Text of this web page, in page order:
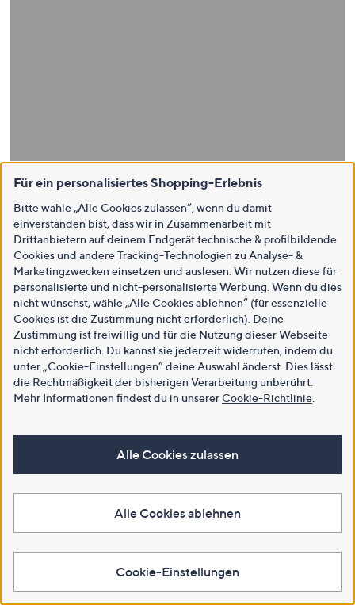
Für ein personalisiertes Shopping-Erlebnis
Bitte wähle „Alle Cookies zulassen“, wenn du damit
einverstanden bist, dass wir in Zusammenarbeit mit
Drittanbietern auf deinem Endgerät technische & profilbildende
Cookies und andere Tracking-Technologien zu Analyse- &
Marketingzwecken einsetzen und auslesen. Wir nutzen diese für
personalisierte und nicht-personalisierte Werbung. Wenn du dies
nicht wünschst, wähle „Alle Cookies ablehnen“ (für essenzielle
Cookies ist die Zustimmung nicht erforderlich). Deine
Zustimmung ist freiwillig und für die Nutzung dieser Webseite
nicht erforderlich. Du kannst sie jederzeit widerrufen, indem du
unter „Cookie-Einstellungen“ deine Auswahl änderst. Dies lässt
die Rechtmäßigkeit der bisherigen Verarbeitung unberührt.
Mehr Informationen findest du in unsererCookie-Richtlinie
Alle Cookies zulassen
Alle Cookies ablehnen
Cookie-Einstellungen